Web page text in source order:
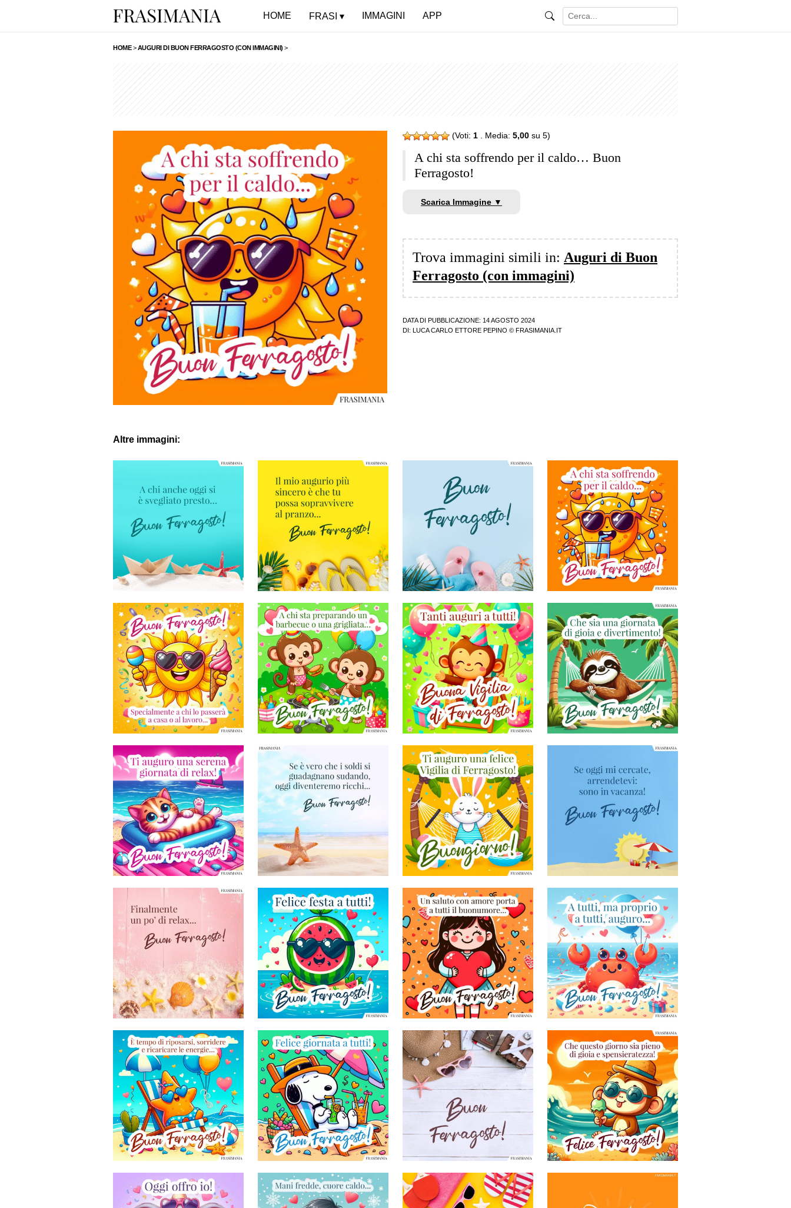
HOME FRASI IMMAGINI APP
HOME>AUGURI DI BUON FERRAGOSTO (CON IMMAGINI) >
(Voti: 1 . Media: 5,00 su 5)
A chi sta soffrendo per il caldo… Buon
Ferragosto!
Scarica Immagine ▼
Trova immagini simili in: Auguri di Buon
Ferragosto (con immagini)
DATA DI PUBBLICAZIONE: 14 AGOSTO 2024
DI:
LUCA CARLO ETTORE PEPINO © FRASIMANIA.IT
Altre immagini: